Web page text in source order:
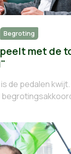
Begroting
met de
de pedalen